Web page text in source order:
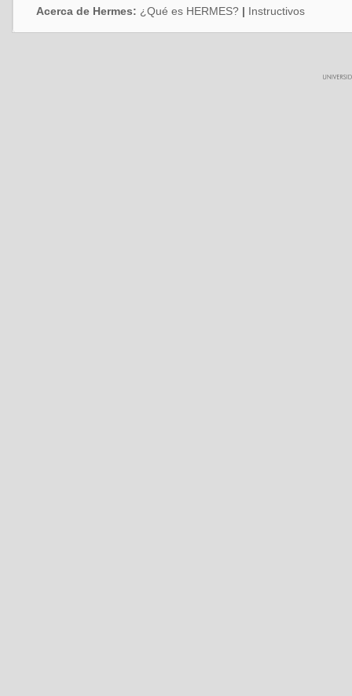
Acerca de Hermes: ¿Qué es HERMES? | Instructivos